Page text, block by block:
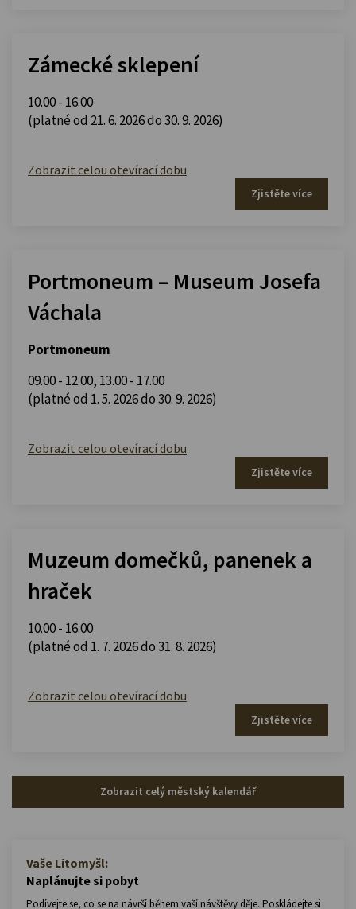
Zámecké sklepení
10.00 - 16.00
(platné od 21. 6. 2026 do 30. 9. 2026)
Zobrazit celou otevírací dobu
Zjistěte více
Portmoneum – Museum Josefa
Váchala
Portmoneum
09.00 - 12.00, 13.00 - 17.00
(platné od 1. 5. 2026 do 30. 9. 2026)
Zobrazit celou otevírací dobu
Zjistěte více
Muzeum domečků, panenek a
hraček
10.00 - 16.00
(platné od 1. 7. 2026 do 31. 8. 2026)
Zobrazit celou otevírací dobu
Zjistěte více
Zobrazit celý městský kalendář
Vaše Litomyšl:
Naplánujte si pobyt
Podívejte se, co se na návrší během vaší návštěvy děje. Poskládejte si